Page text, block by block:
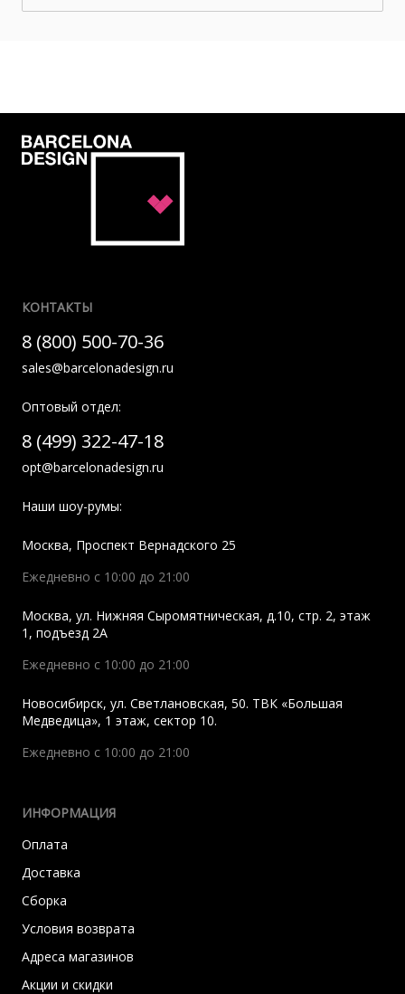
КОНТАКТЫ
8 (800) 500-70-36
sales@barcelonadesign.ru
Оптовый отдел:
8 (499) 322-47-18
opt@barcelonadesign.ru
Наши шоу-румы:
Москва, Проспект Вернадского 25
Ежедневно с 10:00 до 21:00
Москва, ул. Нижняя Сыромятническая, д.10, стр. 2, этаж
1, подъезд 2A
Ежедневно с 10:00 до 21:00
Новосибирск, ул. Светлановская, 50. ТВК «Большая
Медведица», 1 этаж, сектор 10.
Ежедневно с 10:00 до 21:00
ИНФОРМАЦИЯ
Оплата
Доставка
Сборка
Условия возврата
Адреса магазинов
Акции и скидки